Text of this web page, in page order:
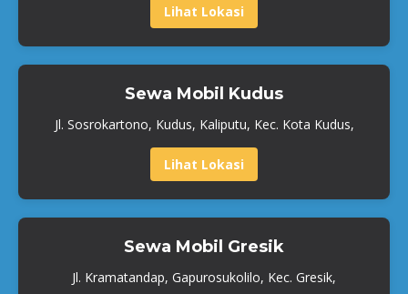
Lihat Lokasi
Sewa Mobil Kudus
Jl. Sosrokartono, Kudus, Kaliputu, Kec. Kota Kudus,
Lihat Lokasi
Sewa Mobil Gresik
Jl. Kramatandap, Gapurosukolilo, Kec. Gresik,